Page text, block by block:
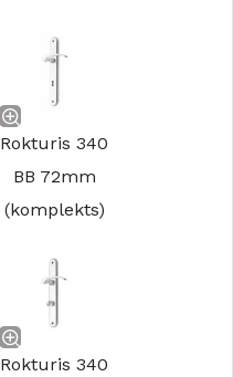
Rokturis 340
BB 72mm
(komplekts)
Rokturis 340